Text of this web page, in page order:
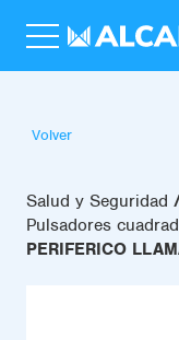
Volver
Salud y Seguridad
Pulsadores
PERIFERICO